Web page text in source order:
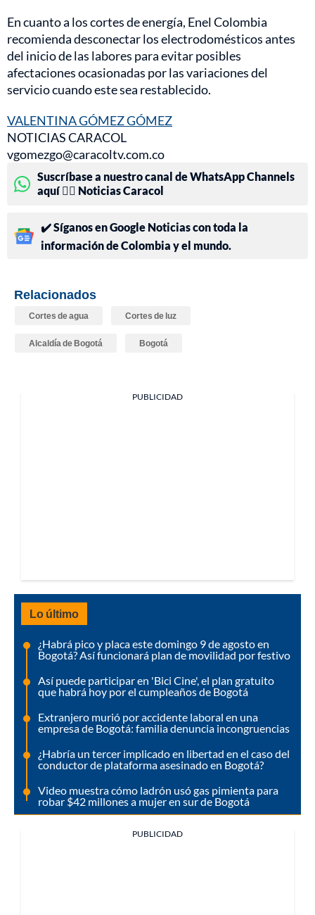
En cuanto a los cortes de energía, Enel Colombia
recomienda desconectar los electrodomésticos antes
del inicio de las labores para evitar posibles
afectaciones ocasionadas por las variaciones del
servicio cuando este sea restablecido.
VALENTINA GÓMEZ GÓMEZ
NOTICIAS CARACOL
vgomezgo@caracoltv.com.co
Suscríbase a nuestro canal de WhatsApp Channels
aquí 👉🏻 Noticias Caracol
✔️ Síganos en Google Noticias con toda la
información de Colombia y el mundo.
Relacionados
Cortes de agua Cortes de luz
Alcaldía de Bogotá Bogotá
PUBLICIDAD
Lo último
¿Habrá pico y placa este domingo 9 de agosto en
Bogotá? Así funcionará plan de movilidad por festivo
Así puede participar en 'Bici Cine', el plan gratuito
que habrá hoy por el cumpleaños de Bogotá
Extranjero murió por accidente laboral en una
empresa de Bogotá: familia denuncia incongruencias
¿Habría un tercer implicado en libertad en el caso del
conductor de plataforma asesinado en Bogotá?
Video muestra cómo ladrón usó gas pimienta para
robar $42 millones a mujer en sur de Bogotá
PUBLICIDAD